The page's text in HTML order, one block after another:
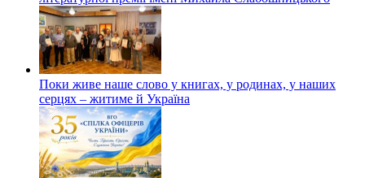
Поки живе наше слово у книгах, у родинах, у наших
серцях – житиме й Україна